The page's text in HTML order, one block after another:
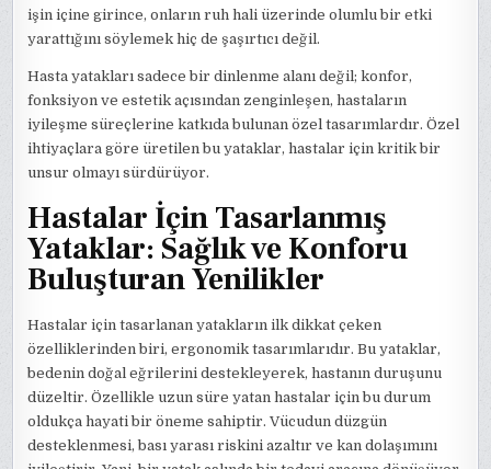
işin içine girince, onların ruh hali üzerinde olumlu bir etki
yarattığını söylemek hiç de şaşırtıcı değil.
Hasta yatakları sadece bir dinlenme alanı değil; konfor,
fonksiyon ve estetik açısından zenginleşen, hastaların
iyileşme süreçlerine katkıda bulunan özel tasarımlardır. Özel
ihtiyaçlara göre üretilen bu yataklar, hastalar için kritik bir
unsur olmayı sürdürüyor.
Hastalar İçin Tasarlanmış
Yataklar: Sağlık ve Konforu
Buluşturan Yenilikler
Hastalar için tasarlanan yatakların ilk dikkat çeken
özelliklerinden biri, ergonomik tasarımlarıdır. Bu yataklar,
bedenin doğal eğrilerini destekleyerek, hastanın duruşunu
düzeltir. Özellikle uzun süre yatan hastalar için bu durum
oldukça hayati bir öneme sahiptir. Vücudun düzgün
desteklenmesi, bası yarası riskini azaltır ve kan dolaşımını